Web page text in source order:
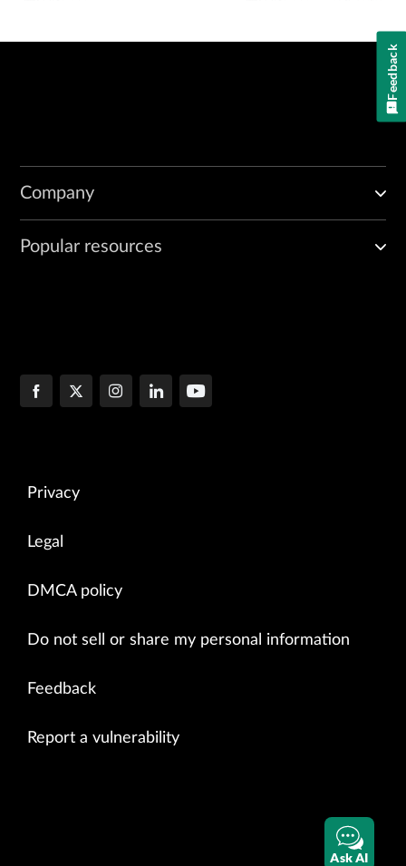
Company
Popular resources
Privacy
Legal
DMCA policy
Do not sell or share my personal information
Feedback
Report a vulnerability
Ask AI
Feedback